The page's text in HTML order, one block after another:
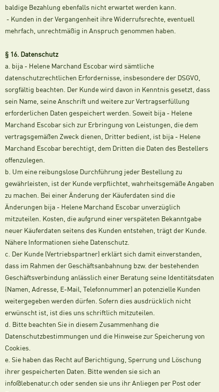
baldige Bezahlung ebenfalls nicht erwartet werden kann.
- Kunden in der Vergangenheit ihre Widerrufsrechte, eventuell
mehrfach, unrechtmäßig in Anspruch genommen haben.
§ 16. Datenschutz
a. bija - Helene Marchand Escobar wird sämtliche
datenschutzrechtlichen Erfordernisse, insbesondere der DSGVO,
sorgfältig beachten. Der Kunde wird davon in Kenntnis gesetzt, dass
sein Name, seine Anschrift und weitere zur Vertragserfüllung
erforderlichen Daten gespeichert werden. Soweit bija - Helene
Marchand Escobar sich zur Erbringung von Leistungen, die dem
vertragsgemäßen Zweck dienen, Dritter bedient, ist bija - Helene
Marchand Escobar berechtigt, dem Dritten die Daten des Bestellers
offenzulegen.
b. Um eine reibungslose Durchführung jeder Bestellung zu
gewährleisten, ist der Kunde verpflichtet, wahrheitsgemäße Angaben
zu machen. Bei einer Änderung der Käuferdaten sind die
Änderungen bija - Helene Marchand Escobar unverzüglich
mitzuteilen. Kosten, die aufgrund einer verspäteten Bekanntgabe
neuer Käuferdaten seitens des Kunden entstehen, trägt der Kunde.
Nähere Informationen siehe Datenschutz.
c. Der Kunde (Vertriebspartner) erklärt sich damit einverstanden,
dass im Rahmen der Geschäftsanbahnung bzw. der bestehenden
Geschäftsverbindung anlässlich einer Beratung seine Identitätsdaten
(Namen, Adresse, E-Mail, Telefonnummer) an potenzielle Kunden
weitergegeben werden dürfen. Sofern dies ausdrücklich nicht
erwünscht ist, ist dies uns schriftlich mitzuteilen.
d. Bitte beachten Sie in diesem Zusammenhang die
Datenschutzbestimmungen und die Hinweise zur Speicherung von
Cookies.
e. Sie haben das Recht auf Berichtigung, Sperrung und Löschung
ihrer gespeicherten Daten. Bitte wenden sie sich an
info@lebenatur.ch oder senden sie uns ihr Anliegen per Post oder